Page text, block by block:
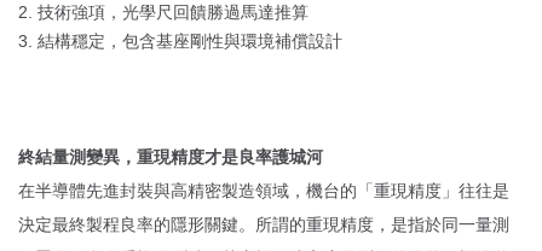
2. 技術強項，光學尺回饋勝過馬達推算
3. 結構穩定，包含基座剛性與環境補償設計
終結量測變異，重現精度才是良率護城河
在半導體先進封裝與高精密製造領域，機台的「重現精度」往往是
決定最終製程良率的隱形關鍵。所謂的重現精度，是指於同一量測